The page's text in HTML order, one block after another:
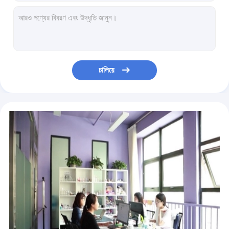
ক্লিয়ার মিনি 3ml 4ml 5ml গ্লাস ড্রপার বোতল ছোট অপরিহার্য তেলের বোতল SGS
স্ক্রু টপ সহ 1ml 2ml খালি অ্যাম্বার পারফিউম মিনি গ্লাস শিশি
স্বচ্ছ মহিলা পারফিউম স্প্রে বোতল 50ml 100ml নমুনা রিফিলযোগ্য
পুনঃব্যবহারযোগ্য স্কোয়ার কোলোন পারফিউম স্প্রে বোতল 100ml লিক প্রুফ
SGS গোলাকার স্বচ্ছ পারফিউম বোতল 50ml 60ml কাচের কোলন বোতল
চালিয়ে